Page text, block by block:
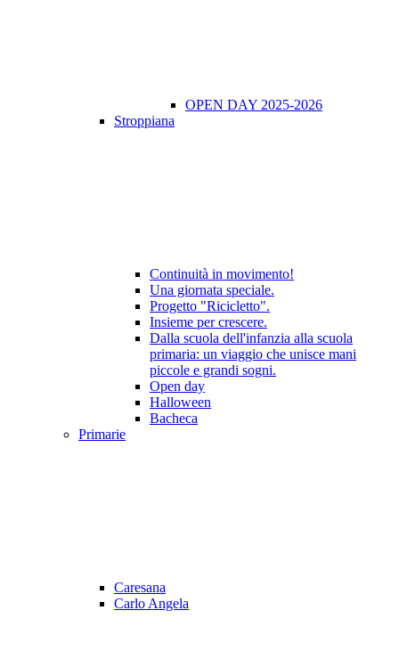
OPEN DAY 2025-2026
Stroppiana
Continuità in movimento!
Una giornata speciale.
Progetto "Ricicletto".
Insieme per crescere.
Dalla scuola dell'infanzia alla scuola
primaria: un viaggio che unisce mani
piccole e grandi sogni.
Open day
Halloween
Bacheca
Primarie
Caresana
Carlo Angela